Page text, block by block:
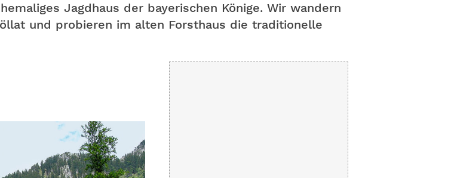
Jagdhaus der bayerischen Könige. Wir wandern
und probieren im alten Forsthaus die traditionelle